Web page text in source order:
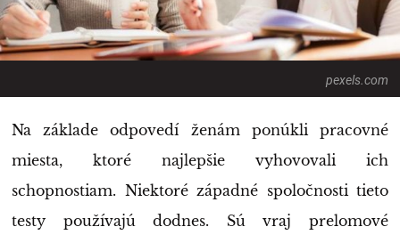
pexels.com
Na základe odpovedí ženám ponúkli pracovné
miesta, ktoré najlepšie vyhovovali ich
schopnostiam. Niektoré západné spoločnosti tieto
testy používajú dodnes. Sú vraj prelomové